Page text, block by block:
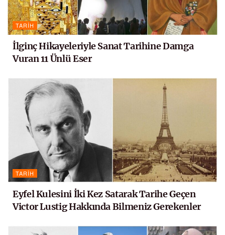
TARIH
İlginç Hikayeleriyle Sanat Tarihine Damga
Vuran 11 Ünlü Eser
TARIH
Eyfel Kulesini İki Kez Satarak Tarihe Geçen
Victor Lustig Hakkında Bilmeniz Gerekenler